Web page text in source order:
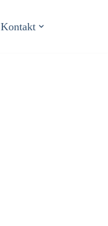
Kontakt